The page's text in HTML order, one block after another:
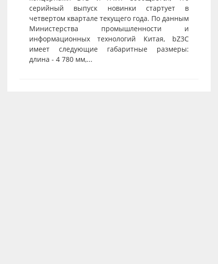
серийный выпуск новинки стартует в
четвертом квартале текущего года. По данным
Министерства промышленности и
информационных технологий Китая, bZ3C
имеет следующие габаритные размеры:
длина - 4 780 мм,...